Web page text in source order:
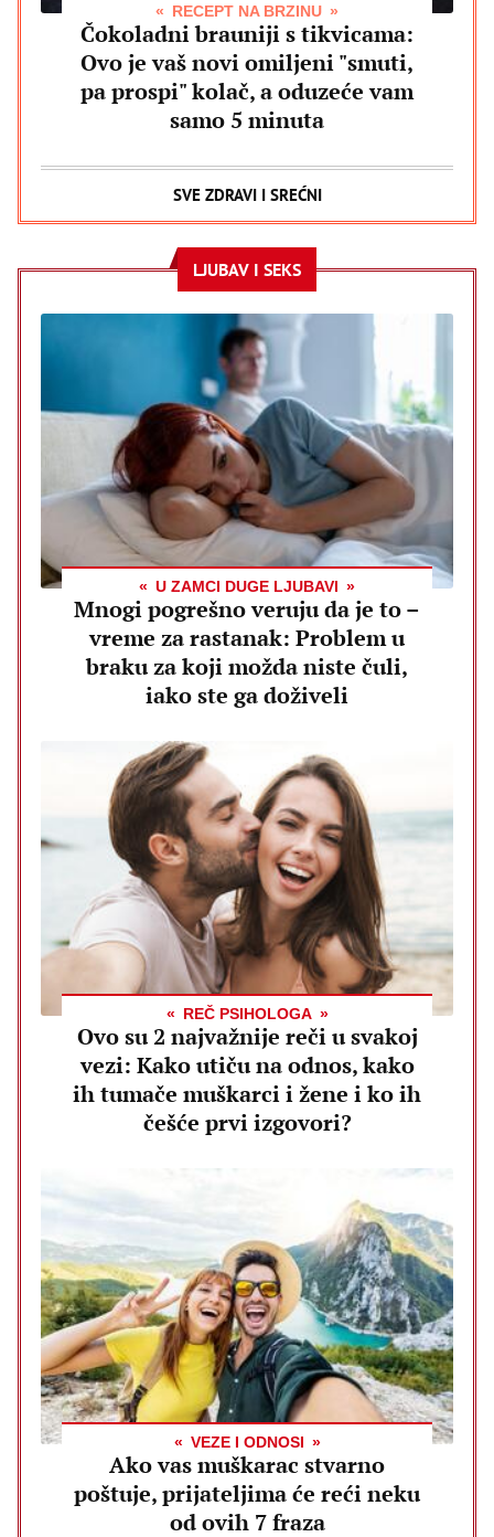
RECEPT NA BRZINU
Čokoladni brauniji s tikvicama:
Ovo je vaš novi omiljeni "smuti,
pa prospi" kolač, a oduzeće vam
samo 5 minuta
SVE ZDRAVI I SREĆNI
LJUBAV I SEKS
U ZAMCI DUGE LJUBAVI
Mnogi pogrešno veruju da je to –
vreme za rastanak: Problem u
braku za koji možda niste čuli,
iako ste ga doživeli
REČ PSIHOLOGA
Ovo su 2 najvažnije reči u svakoj
vezi: Kako utiču na odnos, kako
ih tumače muškarci i žene i ko ih
češće prvi izgovori?
VEZE I ODNOSI
Ako vas muškarac stvarno
poštuje, prijateljima će reći neku
od ovih 7 fraza